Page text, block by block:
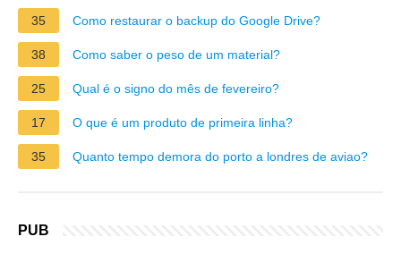
35
Como restaurar o backup do Google Drive?
38 Como saber o peso de um material?
25 Qual é o signo do mês de fevereiro?
17 O que é um produto de primeira linha?
35 Quanto tempo demora do porto a londres de aviao?
PUB